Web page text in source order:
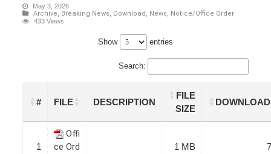
May 3, 2026
Archive Breaking News Download News Notice/Office Order
433 Views
Show entries
Search:
# FILE DESCRIPTION
FILE
SIZE
1
Offi
ce Ord
1 MB